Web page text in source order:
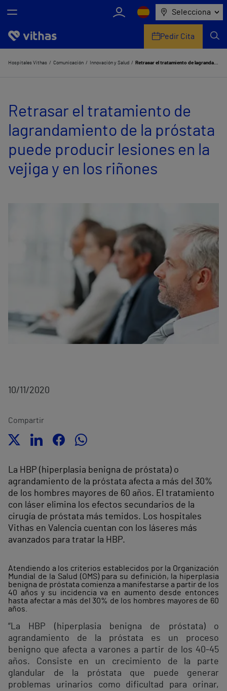
Selecciona
Nosotros
Servicios de salud
Equipo médico y asistencial
Información útil
Pedir Cita
Hospitales Vithas Comunicación Innovación y Salud Retrasar el tratamiento de lagrandamiento de la próstata puede producir lesiones en la vejiga y en los riñones
Retrasar el tratamiento de
lagrandamiento de la próstata
puede producir lesiones en la
vejiga y en los riñones
10/11/2020
Compartir
La HBP (hiperplasia benigna de próstata) o
agrandamiento de la próstata afecta a más del 30%
de los hombres mayores de 60 años. El tratamiento
con láser elimina los efectos secundarios de la
cirugía de próstata más temidos. Los hospitales
Vithas en Valencia cuentan con los láseres más
avanzados para tratar la HBP.
Atendiendo a los criterios establecidos por la Organización
Mundial de la Salud (OMS) para su definición, la hiperplasia
benigna de próstata comienza a manifestarse a partir de los
40 años y su incidencia va en aumento desde entonces
hasta afectar a más del 30% de los hombres mayores de 60
años.
“La HBP (hiperplasia benigna de próstata) o
agrandamiento de la próstata es un proceso
benigno que afecta a varones a partir de los 40-45
años. Consiste en un crecimiento de la parte
glandular de la próstata que puede generar
problemas urinarios como dificultad para orinar,